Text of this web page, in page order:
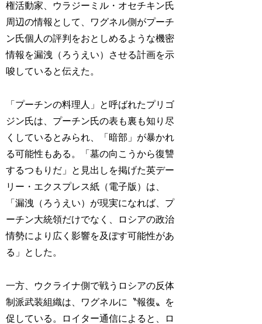
権活動家、ウラジーミル・オセチキン氏
周辺の情報として、ワグネル側がプーチ
ン氏個人の評判をおとしめるような機密
情報を漏洩（ろうえい）させる計画を示
唆していると伝えた。
「プーチンの料理人」と呼ばれたプリゴ
ジン氏は、プーチン氏の表も裏も知り尽
くしているとみられ、「暗部」が暴かれ
る可能性もある。「墓の向こうから復讐
するつもりだ」と見出しを掲げた英デー
リー・エクスプレス紙（電子版）は、
「漏洩（ろうえい）が現実になれば、プ
ーチン大統領だけでなく、ロシアの政治
情勢により広く影響を及ぼす可能性があ
る」とした。
一方、ウクライナ側で戦うロシアの反体
制派武装組織は、ワグネルに〝報復〟を
促している。ロイター通信によると、ロ